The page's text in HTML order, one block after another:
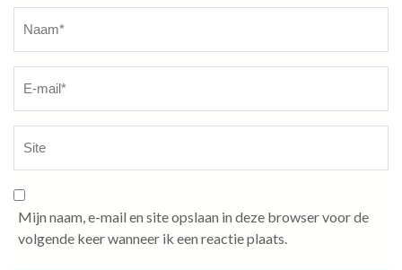
Mijn naam, e-mail en site opslaan in deze browser voor de
volgende keer wanneer ik een reactie plaats.